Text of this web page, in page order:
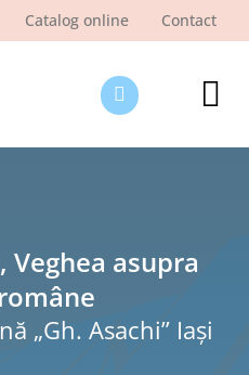
Catalog online Contact
Veghea asupra
„Gh. Asachi” Iaşi